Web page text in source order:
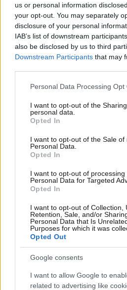
us or personal information
your opt-out. You may separately
disclosure of your personal
IAB’s list of downstream
also be disclosed by us to third
Downstream Participants that may
Please note that this website/app
not limited to your visit or usage
grant or deny consent to Google
use your data for below specified
consent section.
Personal Data Processing Opt
I want to opt-out of the
personal data.
Opted In
I want to opt-out of the Sale of
Personal Data.
Opted In
I want to opt-out of processing
Personal Data for Targeted
Opted In
I want to opt-out of Collection,
Retention, Sale, and/or
Personal Data that Is
Purposes for which it was
Opted Out
Google consents
I want to allow Google to
related to advertising like
13·09·2021 17:36
Δημήτρης Παπανικολάου: